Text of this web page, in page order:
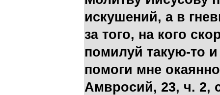
искушений, а в
за того, на кого
помилуй такую-то
помоги мне
Амвросий, 23, ч. 2,